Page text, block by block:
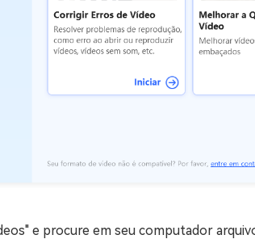
e procure em seu computador